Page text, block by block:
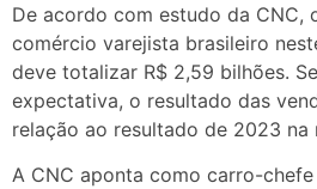
De acordo com estudo da CNC,
comércio varejista brasileiro
deve totalizar R$ 2,59 bilhões.
expectativa, o resultado das
relação ao resultado de 2023 na
A CNC aponta como carro-